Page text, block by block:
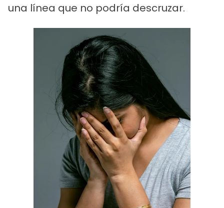
una línea que no podría descruzar.